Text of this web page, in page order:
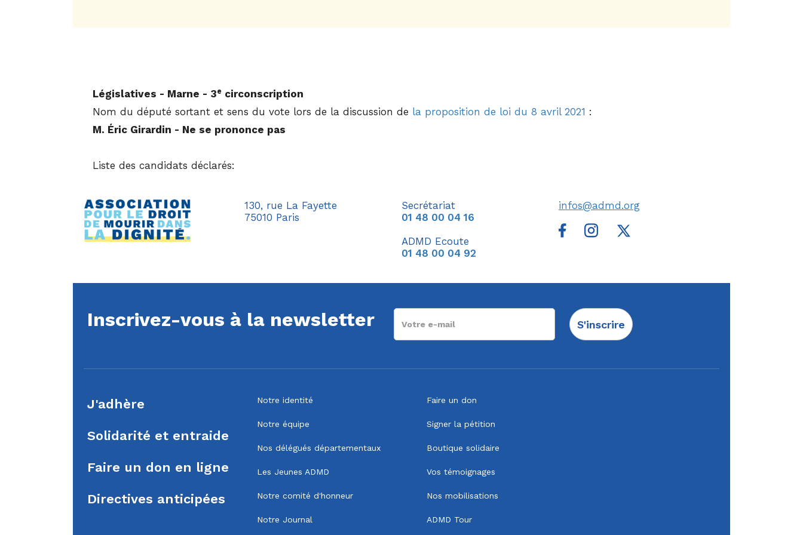
Législatives - Marne - 3e circonscription
Nom du député sortant et sens du vote lors de la discussion de la proposition de loi du 8 avril 2021 :
M. Éric Girardin - Ne se prononce pas
Liste des candidats déclarés:
130, rue La Fayette
75010 Paris
Secrétariat
01 48 00 04 16
ADMD Ecoute
01 48 00 04 92
infos@admd.org
Inscrivez-vous à la newsletter S'inscrire
J'adhère
Solidarité et entraide
Faire un don en ligne
Directives anticipées
Notre identité
Notre équipe
Nos délégués départementaux
Les Jeunes ADMD
Notre comité d'honneur
Notre Journal
Faire un don
Signer la pétition
Boutique solidaire
Vos témoignages
Nos mobilisations
ADMD Tour